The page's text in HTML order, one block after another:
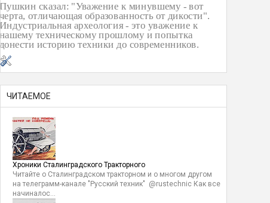
Пушкин сказал: "Уважение к минувшему - вот
черта, отличающая образованность от дикости".
Индустриальная археология - это уважение к
нашему техническому прошлому и попытка
донести историю техники до современников.
ЧИТАЕМОЕ
Хроники Сталинградского Тракторного
Читайте о Сталинградском тракторном и о многом другом
на телеграмм-канале "Русский техник" @rustechnic Как все
начиналос...